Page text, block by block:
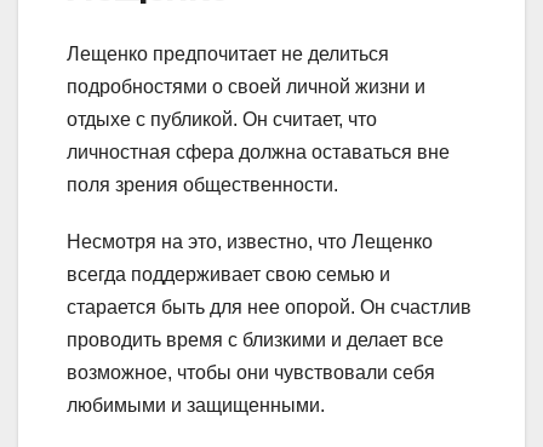
Лещенко предпочитает не делиться
подробностями о своей личной жизни и
отдыхе с публикой. Он считает, что
личностная сфера должна оставаться вне
поля зрения общественности.
Несмотря на это, известно, что Лещенко
всегда поддерживает свою семью и
старается быть для нее опорой. Он счастлив
проводить время с близкими и делает все
возможное, чтобы они чувствовали себя
любимыми и защищенными.